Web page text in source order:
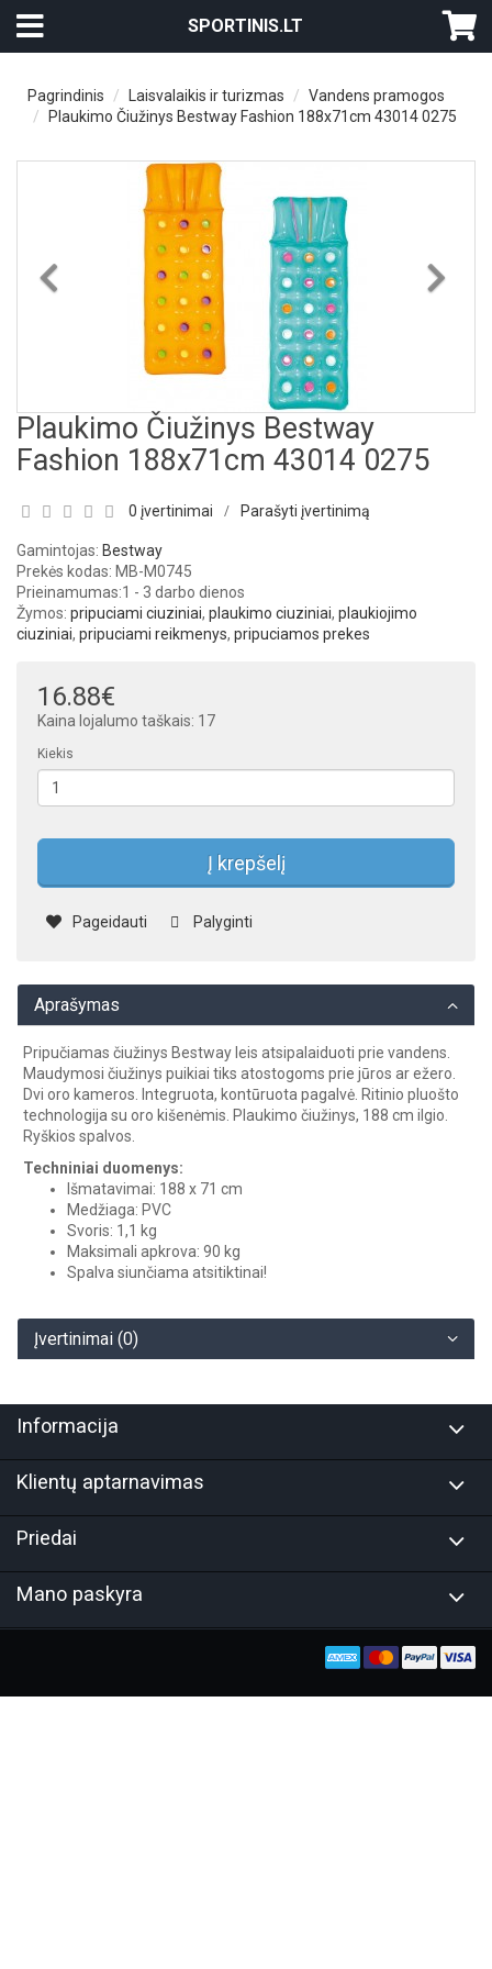
SPORTINIS.LT
Pagrindinis Laisvalaikis ir turizmas
Vandens pramogos
Plaukimo Čiužinys Bestway Fashion 188x71cm 43014 0275
Previous
Plaukimo Čiužinys Bestway
Fashion 188x71cm 43014 0275
0 įvertinimai / Parašyti įvertinimą
Gamintojas: Bestway
Prekės kodas: MB-M0745
Prieinamumas:1 - 3 darbo dienos
Žymos: pripuciami ciuziniai, plaukimo ciuziniai, plaukiojimo
ciuziniai, pripuciami reikmenys, pripuciamos prekes
16.88€
Kaina lojalumo taškais: 17
Kiekis
Į krepšelį
Pageidauti Palyginti
Aprašymas
Pripučiamas čiužinys Bestway leis atsipalaiduoti prie vandens.
Maudymosi čiužinys puikiai tiks atostogoms prie jūros ar ežero.
Dvi oro kameros. Integruota, kontūruota pagalvė. Ritinio pluošto
technologija su oro kišenėmis. Plaukimo čiužinys, 188 cm ilgio.
Ryškios spalvos.
Techniniai duomenys:
Išmatavimai: 188 x 71 cm
Medžiaga: PVC
Svoris: 1,1 kg
Maksimali apkrova: 90 kg
Spalva siunčiama atsitiktinai!
Įvertinimai (0)
Informacija
Klientų aptarnavimas
Priedai
Mano paskyra